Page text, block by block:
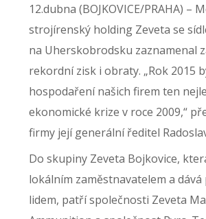
12.dubna (BOJKOVICE/PRAHA) –
strojírenský holding Zeveta se
na Uherskobrodsku zaznamenal
rekordní zisk i obraty. „Rok 2015
hospodaření našich firem ten
ekonomické krize v roce 2009,“
firmy její generální ředitel
Do skupiny Zeveta Bojkovice,
lokálním zaměstnavatelem a dává
lidem, patří společnosti Zeveta